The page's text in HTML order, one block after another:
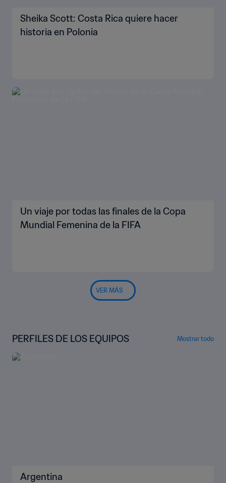
Sheika Scott: Costa Rica quiere hacer
historia en Polonia
Un viaje por todas las finales de la Copa
Mundial Femenina de la FIFA
VER MÁS
PERFILES DE LOS EQUIPOS Mostrar todo
Argentina